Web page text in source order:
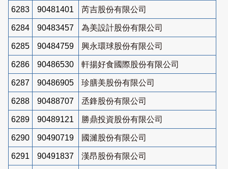
6283 90481401 芮吉股份有限公司
6284 90483457 為美設計股份有限公司
6285 90484759 興永環球股份有限公司
6286 90486530 軒揚好食國際股份有限公司
6287 90486905 珍膳美股份有限公司
6288 90488707 丞鋒股份有限公司
6289 90489121 勝鼎投資股份有限公司
6290 90490719 國濰股份有限公司
6291 90491837 漢昂股份有限公司